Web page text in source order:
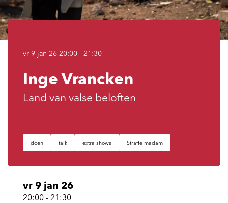
Inge Vrancken
Land van valse beloften
vr 9 jan 26 20:00 - 21:30
doen talk extra shows Straffe madam
vr 9 jan 26
20:00 - 21:30